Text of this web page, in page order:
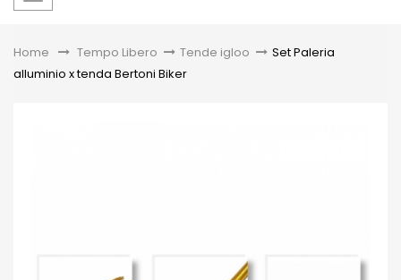
Home &gt;Tempo Libero > Tende igloo > Set Paleria
alluminio x tenda Bertoni Biker